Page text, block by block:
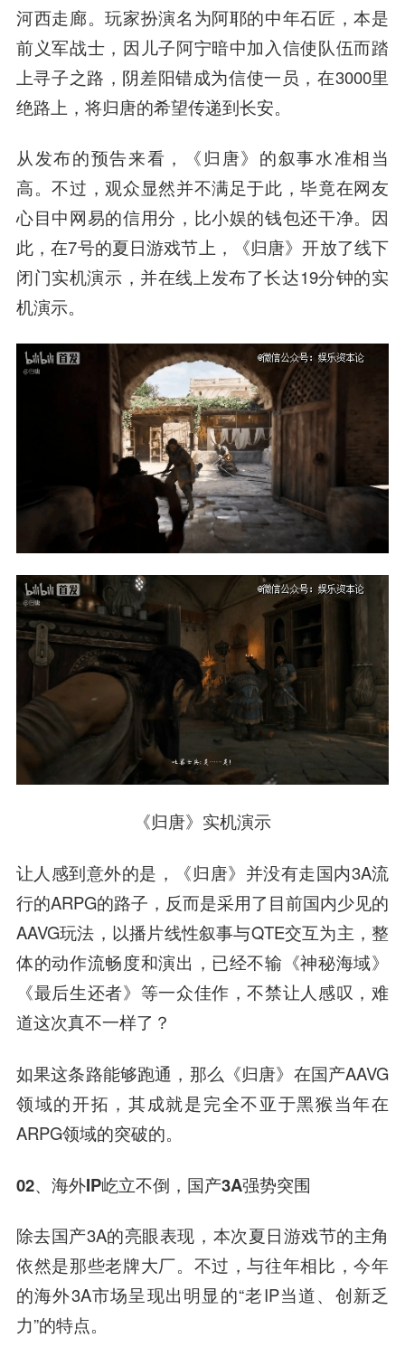
河西走廊。玩家扮演名为阿耶的中年石匠，本是
前义军战士，因儿子阿宁暗中加入信使队伍而踏
上寻子之路，阴差阳错成为信使一员，在3000里
绝路上，将归唐的希望传递到长安。
从发布的预告来看，《归唐》的叙事水准相当
高。不过，观众显然并不满足于此，毕竟在网友
心目中网易的信用分，比小娱的钱包还干净。因
此，在7号的夏日游戏节上，《归唐》开放了线下
闭门实机演示，并在线上发布了长达19分钟的实
机演示。
《归唐》实机演示
让人感到意外的是，《归唐》并没有走国内3A流
行的ARPG的路子，反而是采用了目前国内少见的
AAVG玩法，以播片线性叙事与QTE交互为主，整
体的动作流畅度和演出，已经不输《神秘海域》
《最后生还者》等一众佳作，不禁让人感叹，难
道这次真不一样了？
如果这条路能够跑通，那么《归唐》在国产AAVG
领域的开拓，其成就是完全不亚于黑猴当年在
ARPG领域的突破的。
02、海外IP屹立不倒，国产3A强势突围
除去国产3A的亮眼表现，本次夏日游戏节的主角
依然是那些老牌大厂。不过，与往年相比，今年
的海外3A市场呈现出明显的“老IP当道、创新乏
力”的特点。